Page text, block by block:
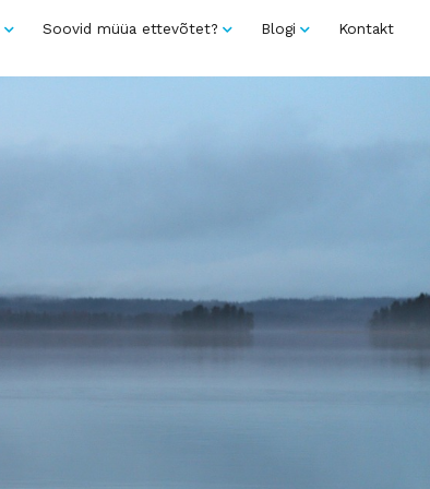
Soovid müüa ettevõtet? Blogi Kontakt